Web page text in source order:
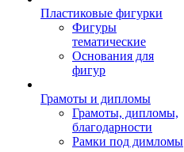
Пластиковые фигурки
Фигуры
тематические
Основания для
фигур
Грамоты и дипломы
Грамоты, дипломы,
благодарности
Рамки под димломы